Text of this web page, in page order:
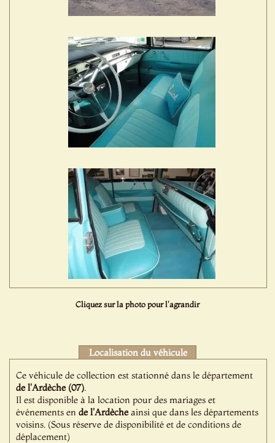
Cliquez sur la photo pour l'agrandir
Localisation du véhicule
Ce véhicule de collection est stationné dans le département
de l'Ardèche (07).
Il est disponible à la location pour des mariages et
événements ende l'Ardècheainsi que dans les départements
voisins. (Sous réserve de disponibilité et de conditions de
déplacement)